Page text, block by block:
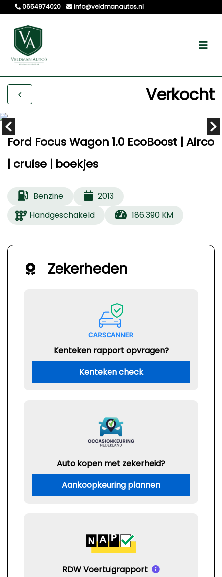
0654974020 info@veldmanautos.nl
Verkocht
Ford Focus Wagon 1.0 EcoBoost | Airco
| cruise | boekjes
Benzine
2013
Handgeschakeld
186.390 KM
Zekerheden
Kenteken rapport opvragen?
Kenteken check
Auto kopen met zekerheid?
Aankoopkeuring plannen
RDW Voertuigrapport